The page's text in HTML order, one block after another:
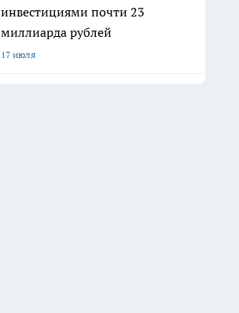
инвестициями почти 23
миллиарда рублей
17 июля